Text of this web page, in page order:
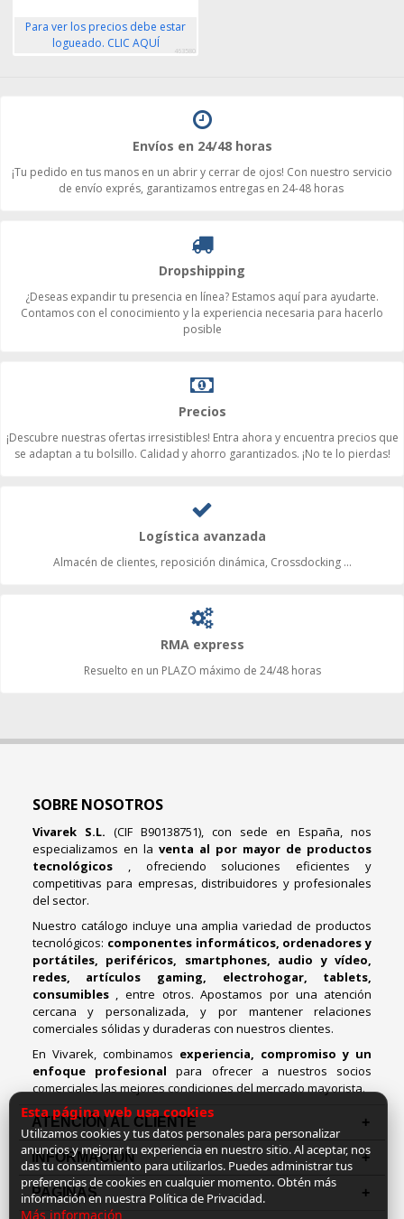
Para ver los precios debe estar
logueado. CLIC AQUÍ
463580
Envíos en 24/48 horas
¡Tu pedido en tus manos en un abrir y cerrar de ojos! Con nuestro servicio
de envío exprés, garantizamos entregas en 24-48 horas
Dropshipping
¿Deseas expandir tu presencia en línea? Estamos aquí para ayudarte.
Contamos con el conocimiento y la experiencia necesaria para hacerlo
posible
Precios
¡Descubre nuestras ofertas irresistibles! Entra ahora y encuentra precios que
se adaptan a tu bolsillo. Calidad y ahorro garantizados. ¡No te lo pierdas!
Logística avanzada
Almacén de clientes, reposición dinámica, Crossdocking ...
RMA express
Resuelto en un PLAZO máximo de 24/48 horas
SOBRE NOSOTROS
Vivarek S.L. (CIF B90138751), con sede en España, nos
especializamos en la venta al por mayor de productos
tecnológicos , ofreciendo soluciones eficientes y
competitivas para empresas, distribuidores y profesionales
del sector.
Nuestro catálogo incluye una amplia variedad de productos
tecnológicos: componentes informáticos, ordenadores y
portátiles, periféricos, smartphones, audio y vídeo,
redes, artículos gaming, electrohogar, tablets,
consumibles , entre otros. Apostamos por una atención
cercana y personalizada, y por mantener relaciones
comerciales sólidas y duraderas con nuestros clientes.
En Vivarek, combinamos experiencia, compromiso y un
enfoque profesionalpara ofrecer a nuestros socios
comerciales las mejores condiciones del mercado mayorista.
ATENCIÓN AL CLIENTE
INFORMACION
PAGINAS
Esta página web usa cookies
Utilizamos cookies y tus datos personales para personalizar
anuncios y mejorar tu experiencia en nuestro sitio. Al aceptar, nos
das tu consentimiento para utilizarlos. Puedes administrar tus
preferencias de cookies en cualquier momento. Obtén más
información en nuestra Política de Privacidad.
Más información